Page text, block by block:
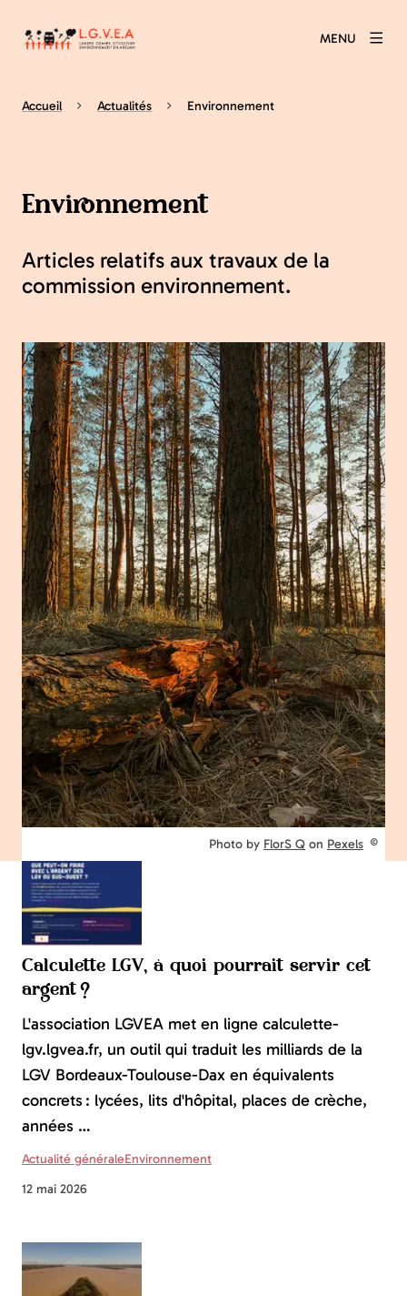
MENU
Accueil Actualités Environnement
Environnement
Articles relatifs aux travaux de la
commission environnement.
Agrandir
Droits réservés :
Photo by FlorS Q on Pexels
Calculette LGV, à quoi pourrait servir cet
argent ?
L'association LGVEA met en ligne calculette-
lgv.lgvea.fr, un outil qui traduit les milliards de la
LGV Bordeaux-Toulouse-Dax en équivalents
concrets : lycées, lits d'hôpital, places de crèche,
années …
Actualité généraleEnvironnement
12 mai 2026